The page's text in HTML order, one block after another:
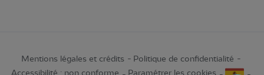
Mentions légales et crédits
Politique de confidentialité